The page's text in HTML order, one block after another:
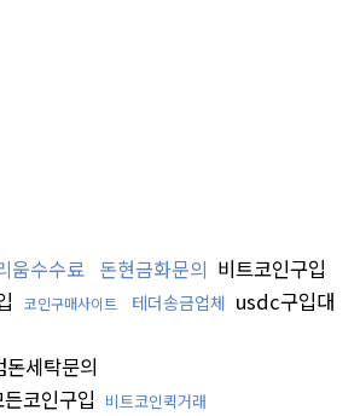
움수수료 돈현금화문의 비트코인구입
코인구매사이트 테더송금업체 usdc구입대
돈세탁문의
든코인구입 비트코인퀵거래